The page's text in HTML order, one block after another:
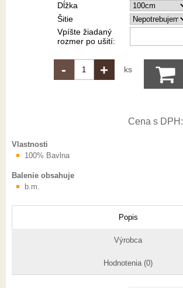
Dĺžka
Šitie
Vpíšte žiadaný
rozmer po ušití:
- + ks
Cena s DPH:
Vlastnosti
100% Bavlna
Balenie obsahuje
b.m.
Popis
Výrobca
Hodnotenia (0)